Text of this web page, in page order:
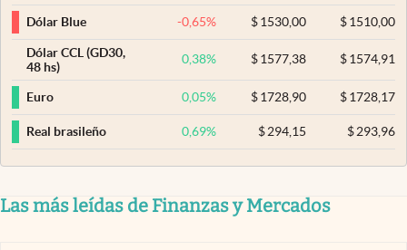
Dólar Blue -0,65% $ 1530,00 $1510,00
Dólar CCL (GD30,
48 hs)
0,38% $ 1577,38 $1574,91
Euro 0,05% $ 1728,90 $1728,17
Real brasileño 0,69% $ 294,15 $293,96
Las más leídas de Finanzas y Mercados